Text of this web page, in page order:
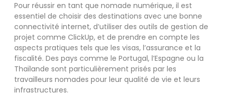
Pour réussir en tant que nomade numérique, il est
essentiel de choisir des destinations avec une bonne
connectivité internet, d’utiliser des outils de gestion de
projet comme ClickUp, et de prendre en compte les
aspects pratiques tels que les visas, l’assurance et la
fiscalité. Des pays comme le Portugal, l’Espagne ou la
Thaïlande sont particulièrement prisés par les
travailleurs nomades pour leur qualité de vie et leurs
infrastructures.